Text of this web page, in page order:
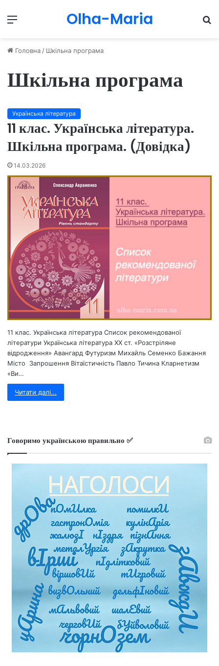
Menu Olha-Maria
Головна / Шкільна програма
Шкільна програма
Українська література
11 клас. Українська література.
Шкільна програма. (Довідка)
14.03.2026
11 клас. Українська література Список рекомендованої
літератури Українська література ХХ ст. «Розстріляне
відродження» Авангард Футуризм Михайль Семенко Бажання
Місто Запрошення Вітаїстичність Павло Тичина Кларнетизм
«Ви…
Читати далі...
Говоримо українською правильно ✅